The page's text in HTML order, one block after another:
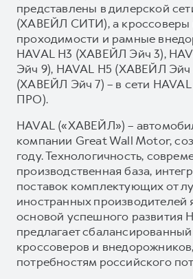
представлены в дилерской
(ХАВЕЙЛ СИТИ), а
проходимости и рамные
HAVAL H3 (ХАВЕЙЛ Эйч 3),
Эйч 9), HAVAL H5 (ХАВЕЙЛ Эйч
(ХАВЕЙЛ Эйч 7) – в сети
ПРО).
HAVAL («ХАВЕЙЛ») –
компании Great Wall Motor,
году. Технологичность,
производственная база,
поставок комплектующих от
иностранных производителей
основой успешного развития
предлагает
кроссоверов и
потребностям российского